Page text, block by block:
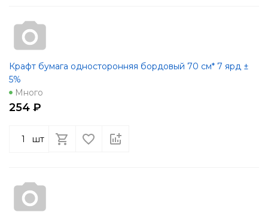
Крафт бумага односторонняя бордовый 70 см* 7 ярд ±
5%
Много
254 ₽
шт